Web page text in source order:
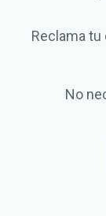
Reclama
No